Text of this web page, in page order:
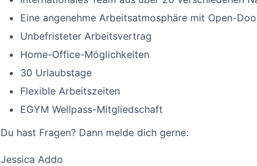
Eine angenehme Arbeitsatmosphäre mit Open-
Unbefristeter Arbeitsvertrag
Home-Office-Möglichkeiten
30 Urlaubstage
Flexible Arbeitszeiten
EGYM Wellpass-Mitgliedschaft
Du hast Fragen? Dann melde dich gerne:
Jessica Addo